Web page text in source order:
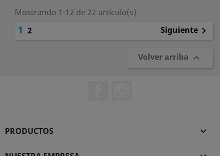
Mostrando 1-12 de 22 artículo(s)
1 2 Siguiente 
Volver arriba 
PRODUCTOS 